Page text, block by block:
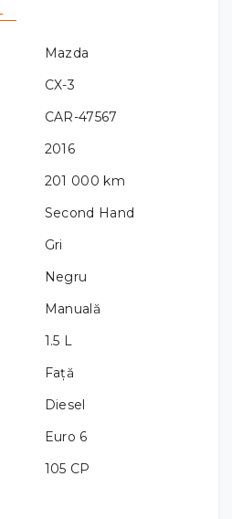
Mazda
CX-3
CAR-47567
2016
201 000 km
Second Hand
Gri
Negru
Manuală
1.5 L
Față
Diesel
Euro 6
105 CP